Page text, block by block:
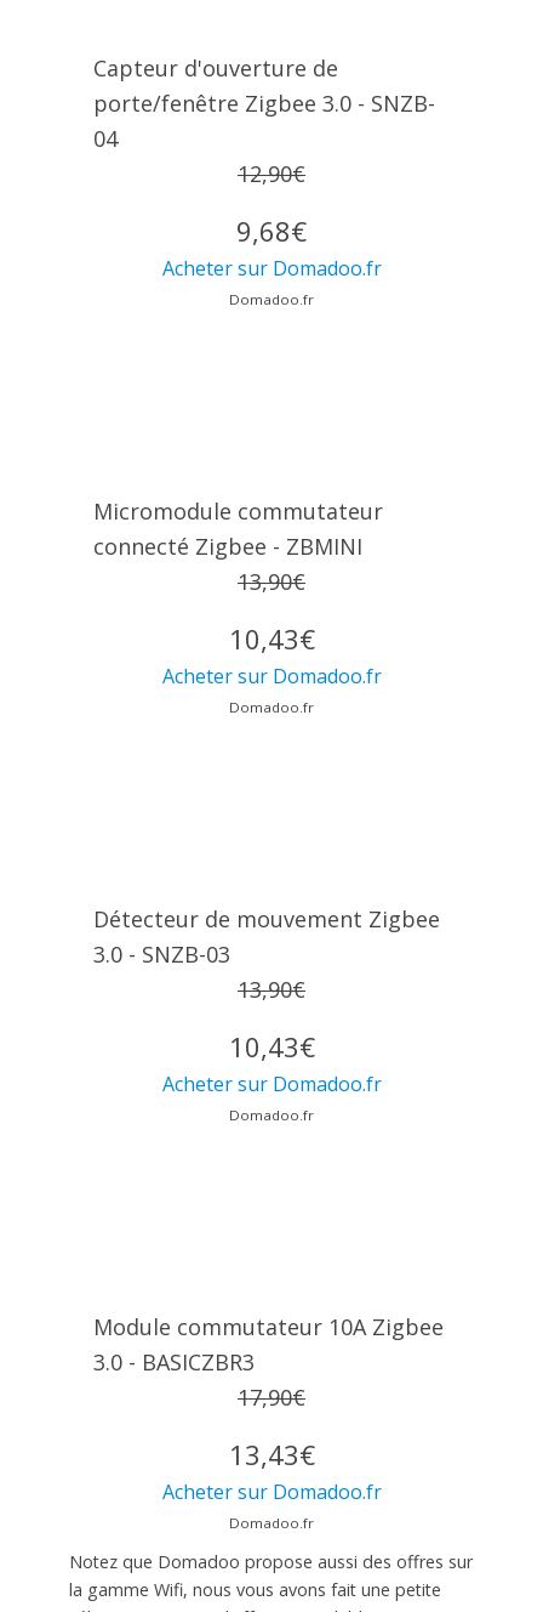
Capteur d'ouverture de
porte/fenêtre Zigbee 3.0 - SNZB-
04
12,90€
9,68€
Acheter sur Domadoo.fr
Domadoo.fr
Micromodule commutateur
connecté Zigbee - ZBMINI
13,90€
10,43€
Acheter sur Domadoo.fr
Domadoo.fr
Détecteur de mouvement Zigbee
3.0 - SNZB-03
13,90€
10,43€
Acheter sur Domadoo.fr
Domadoo.fr
Module commutateur 10A Zigbee
3.0 - BASICZBR3
17,90€
13,43€
Acheter sur Domadoo.fr
Domadoo.fr
Notez que Domadoo propose aussi des offres sur
la gamme Wifi, nous vous avons fait une petite